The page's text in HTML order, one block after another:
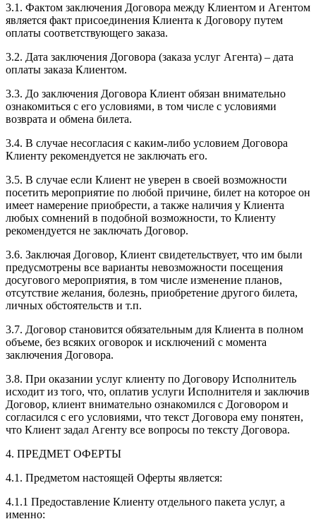
3.1. Фактом заключения Договора между Клиентом и Агентом
является факт присоединения Клиента к Договору путем
оплаты соответствующего заказа.
3.2. Дата заключения Договора (заказа услуг Агента) – дата
оплаты заказа Клиентом.
3.3. До заключения Договора Клиент обязан внимательно
ознакомиться с его условиями, в том числе с условиями
возврата и обмена билета.
3.4. В случае несогласия с каким-либо условием Договора
Клиенту рекомендуется не заключать его.
3.5. В случае если Клиент не уверен в своей возможности
посетить мероприятие по любой причине, билет на которое он
имеет намерение приобрести, а также наличия у Клиента
любых сомнений в подобной возможности, то Клиенту
рекомендуется не заключать Договор.
3.6. Заключая Договор, Клиент свидетельствует, что им были
предусмотрены все варианты невозможности посещения
досугового мероприятия, в том числе изменение планов,
отсутствие желания, болезнь, приобретение другого билета,
личных обстоятельств и т.п.
3.7. Договор становится обязательным для Клиента в полном
объеме, без всяких оговорок и исключений с момента
заключения Договора.
3.8. При оказании услуг клиенту по Договору Исполнитель
исходит из того, что, оплатив услуги Исполнителя и заключив
Договор, клиент внимательно ознакомился с Договором и
согласился с его условиями, что текст Договора ему понятен,
что Клиент задал Агенту все вопросы по тексту Договора.
4. ПРЕДМЕТ ОФЕРТЫ
4.1. Предметом настоящей Оферты является:
4.1.1 Предоставление Клиенту отдельного пакета услуг, а
именно: